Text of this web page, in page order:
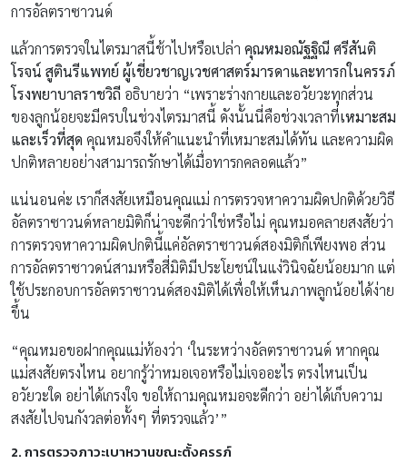
การอัลตราซาวนด์
แล้วการตรวจในไตรมาสนี้ช้าไปหรือเปล่า คุณหมอณัฐฐิณี ศรีสันติ
โรจน์ สูตินรีแพทย์ ผู้เชี่ยวชาญเวชศาสตร์มารดาและทารกในครรภ์
โรงพยาบาลราชวิถี อธิบายว่า “เพราะร่างกายและอวัยวะทุกส่วน
ของลูกน้อยจะมีครบในช่วงไตรมาสนี้ ดังนั้นนี่คือช่วงเวลาที่เหมาะสม
และเร็วที่สุด คุณหมอจึงให้คำแนะนำที่เหมาะสมได้ทัน และความผิด
ปกติหลายอย่างสามารถรักษาได้เมื่อทารกคลอดแล้ว”
แน่นอนค่ะ เราก็สงสัยเหมือนคุณแม่ การตรวจหาความผิดปกติด้วยวิธี
อัลตราซาวนด์หลายมิติก็น่าจะดีกว่าใช่หรือไม่ คุณหมอคลายสงสัยว่า
การตรวจหาความผิดปกตินี้แค่อัลตราซาวนด์สองมิติก็เพียงพอ ส่วน
การอัลตราซาวดน์สามหรือสี่มิติมีประโยชน์ในแง่วินิจฉัยน้อยมาก แต่
ใช้ประกอบการอัลตราซาวนด์สองมิติได้เพื่อให้เห็นภาพลูกน้อยได้ง่าย
ขึ้น
“คุณหมอขอฝากคุณแม่ท้องว่า ‘ในระหว่างอัลตราซาวนด์ หากคุณ
แม่สงสัยตรงไหน อยากรู้ว่าหมอเจอหรือไม่เจออะไร ตรงไหนเป็น
อวัยวะใด อย่าได้เกรงใจ ขอให้ถามคุณหมอจะดีกว่า อย่าได้เก็บความ
สงสัยไปจนกังวลต่อทั้งๆ ที่ตรวจแล้ว’”
2. การตรวจภาวะเบาหวานขณะตั้งครรภ์